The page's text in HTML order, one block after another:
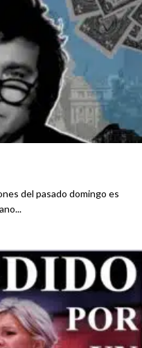
del pasado domingo es